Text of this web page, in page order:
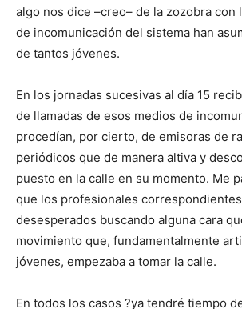
algo nos dice –creo– de la zozobra con
de incomunicación del sistema han
de tantos jóvenes.
En los jornadas sucesivas al día 15
de llamadas de esos medios de
procedían, por cierto, de emisoras de
periódicos que de manera altiva y
puesto en la calle en su momento. Me
que los profesionales
desesperados buscando alguna cara
movimiento que, fundamentalmente
jóvenes, empezaba a tomar la calle.
En todos los casos ?ya tendré tiempo